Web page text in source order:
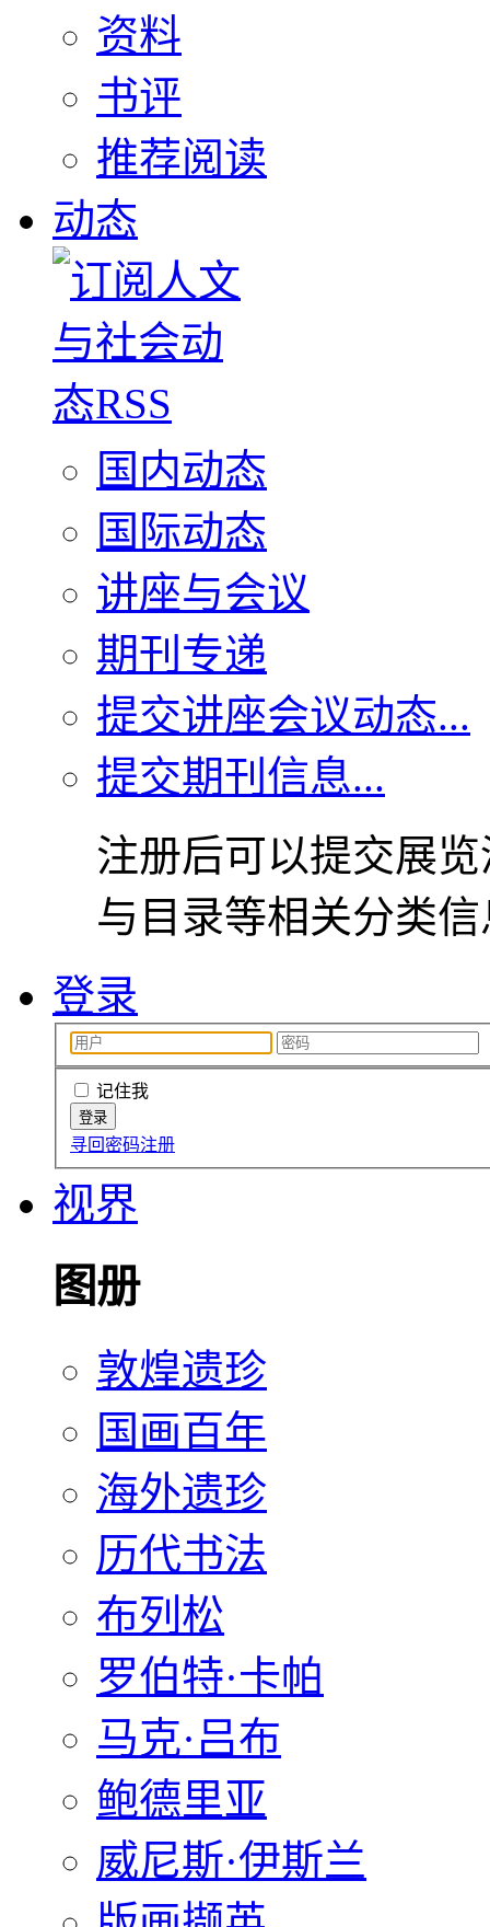
资料
书评
推荐阅读
动态
国内动态
国际动态
讲座与会议
期刊专递
提交讲座会议动态...
提交期刊信息...
注册后可以提交展
与目录等相关分类
登录
记住我
寻回密码注册
视界
图册
敦煌遗珍
国画百年
海外遗珍
历代书法
布列松
罗伯特·卡帕
马克·吕布
鲍德里亚
威尼斯·伊斯兰